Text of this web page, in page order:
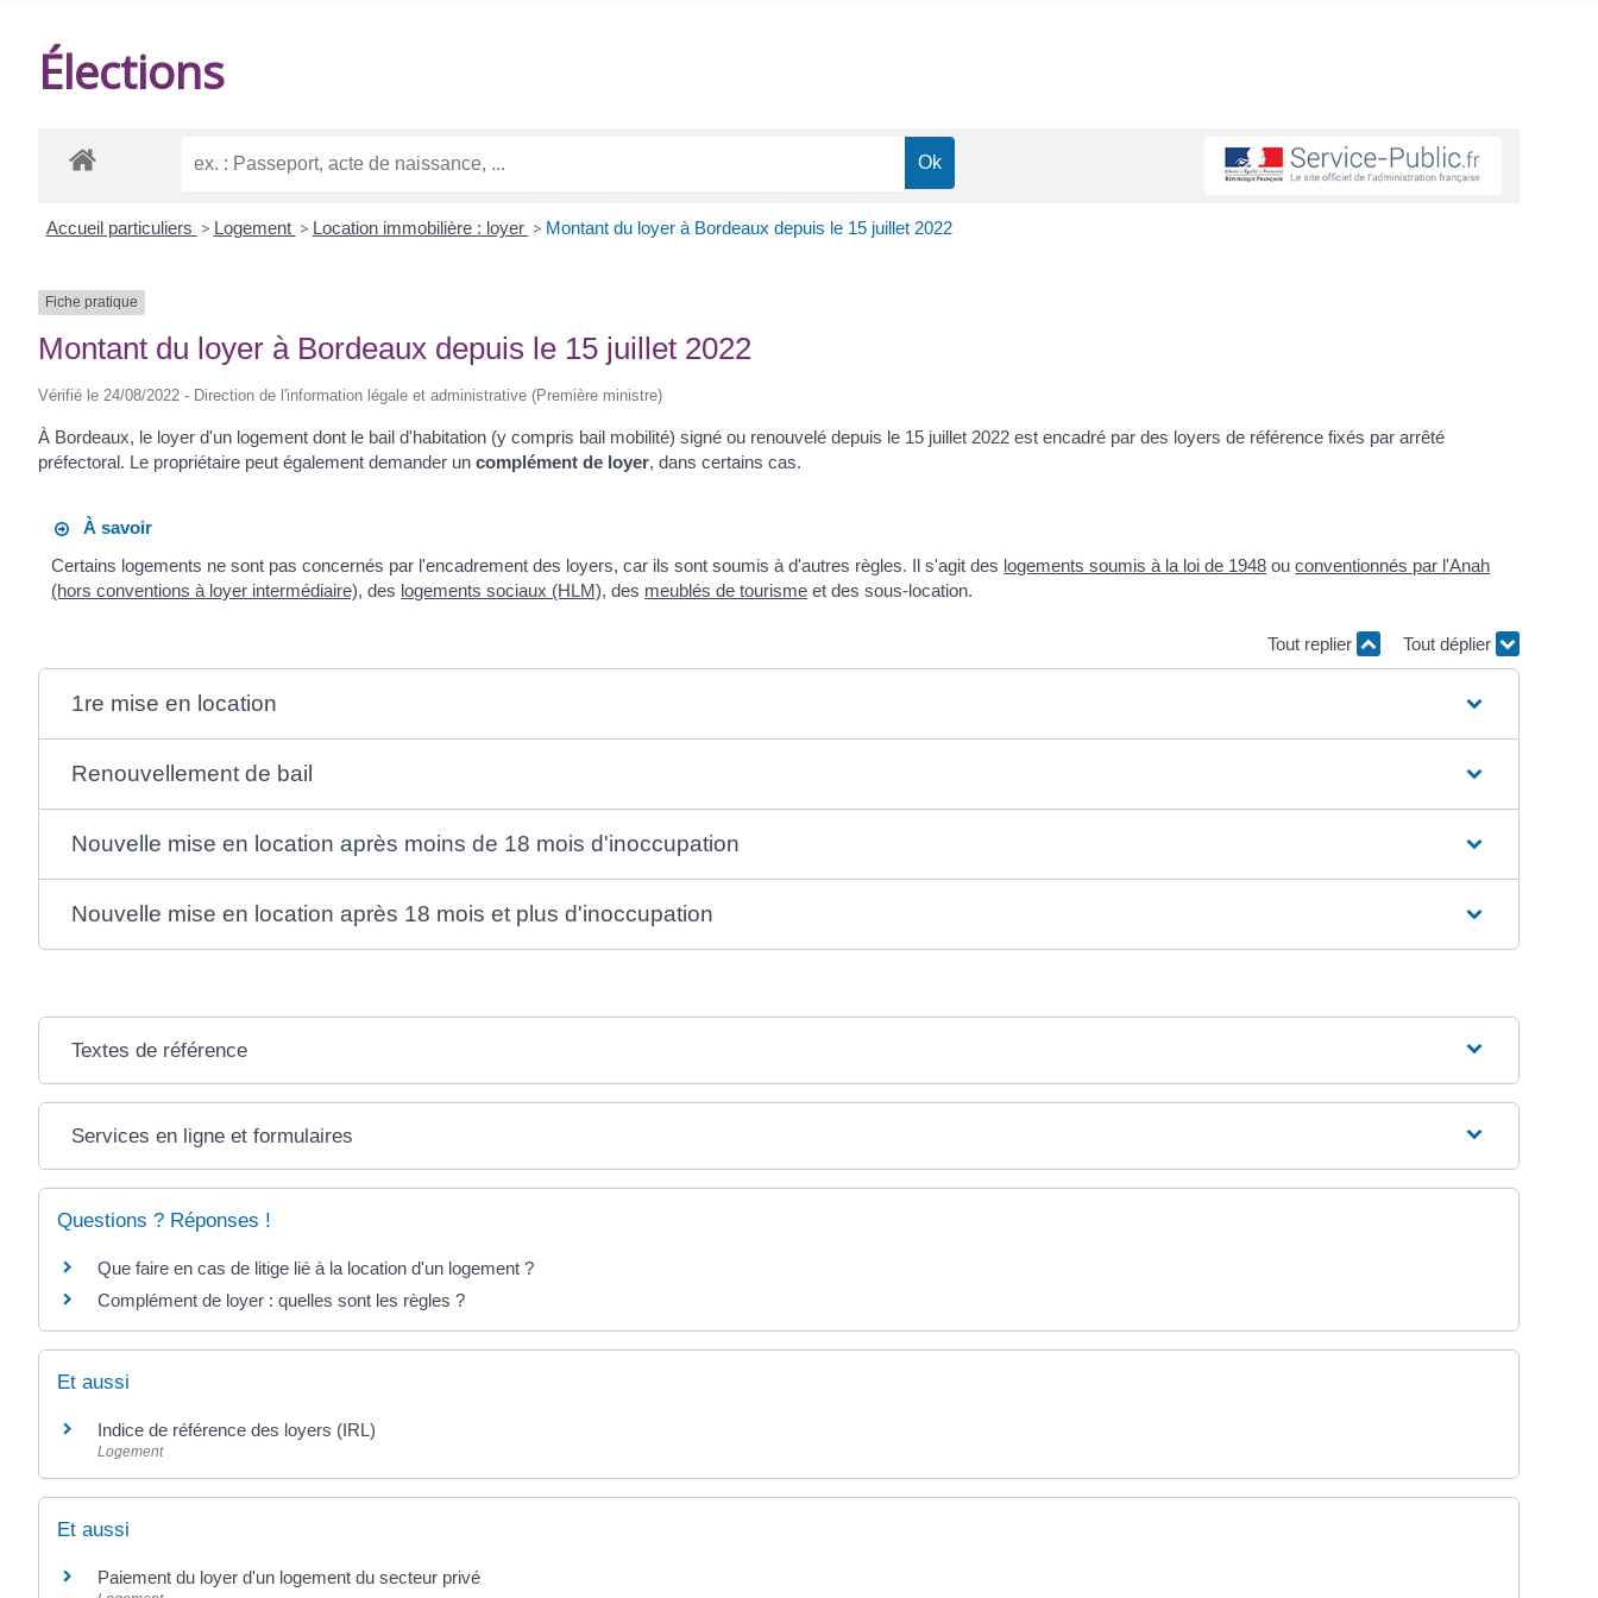
Élections
Accueil particuliers > Logement > Location immobilière : loyer > Montant du loyer à Bordeaux depuis le 15 juillet 2022
Fiche pratique
Montant du loyer à Bordeaux depuis le 15 juillet 2022
Vérifié le 24/08/2022 - Direction de l'information légale et administrative (Première ministre)
À Bordeaux, le loyer d'un logement dont le bail d'habitation (y compris bail mobilité) signé ou renouvelé depuis le 15 juillet 2022 est encadré par des loyers de référence fixés par arrêté
préfectoral. Le propriétaire peut également demander un complément de loyer, dans certains cas.
À savoir
Certains logements ne sont pas concernés par l'encadrement des loyers, car ils sont soumis à d'autres règles. Il s'agit des logements soumis à la loi de 1948 ouconventionnés par l'Anah
(hors conventions à loyer intermédiaire), des logements sociaux (HLM), des meublés de tourisme et des sous-location.
Tout replier Tout déplier
1re mise en location
Renouvellement de bail
Nouvelle mise en location après moins de 18 mois d'inoccupation
Nouvelle mise en location après 18 mois et plus d'inoccupation
Textes de référence
Services en ligne et formulaires
Questions ? Réponses !
Que faire en cas de litige lié à la location d'un logement ?
Complément de loyer : quelles sont les règles ?
Et aussi
Indice de référence des loyers (IRL)
Logement
Et aussi
Paiement du loyer d'un logement du secteur privé